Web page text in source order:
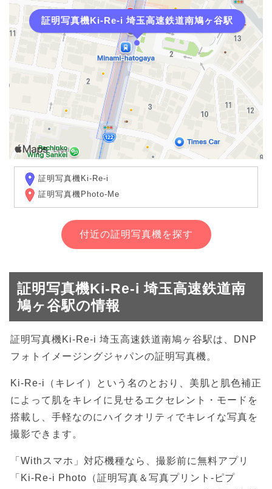
証明写真機Ki-Re-i 埼玉高速鉄道南鳩ヶ谷駅
証明写真機Ki-Re-i
証明写真機Photo-Me
付近の証明写真機を探す
証明写真機Ki-Re-i 埼玉高速鉄道南
鳩ヶ谷駅の情報
証明写真機Ki-Re-i 埼玉高速鉄道南鳩ヶ谷駅は、DNP
フォトイメージングジャパンの証明写真機。
Ki-Re-i（キレイ）という名のとおり、美肌と肌色補正
によって肌をキレイに見せるエクセレント・モードを
搭載し、手軽なのにハイクオリティでキレイな写真を
撮影できます。
「Withスマホ」対応機種なら、撮影前に無料アプリ
「Ki-Re-i Photo（証明写真＆写真プリント-ピプ